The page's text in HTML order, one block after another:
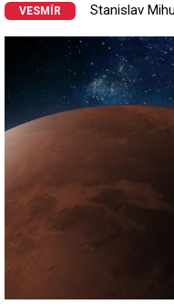
VESMÍR Stanislav
Image